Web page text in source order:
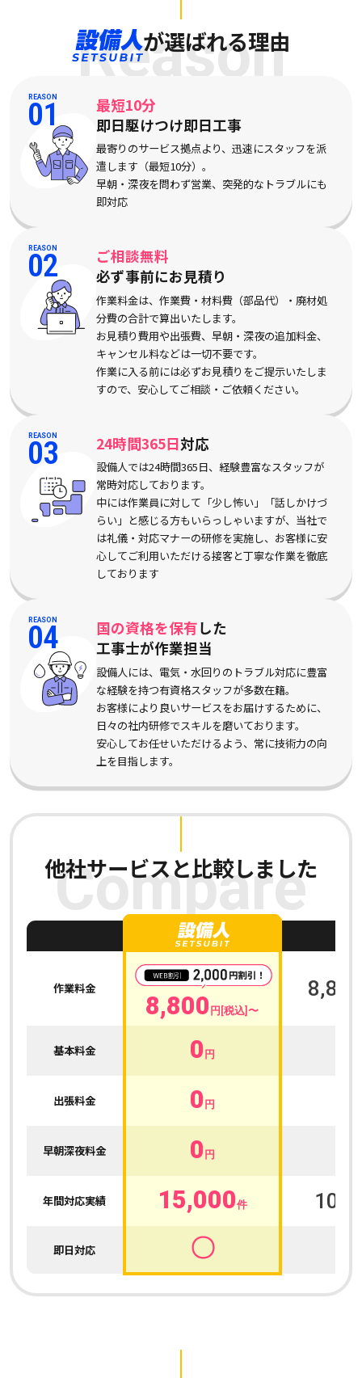
Reason
が選ばれる理由
REASON
01
最短10分
即日駆けつけ即日工事
最寄りのサービス拠点より、迅速にスタッフを派
遣します（最短10分）。
早朝・深夜を問わず営業、突発的なトラブルにも
即対応
REASON
02
ご相談無料
必ず事前にお見積り
作業料金は、作業費・材料費（部品代）・廃材処
分費の合計で算出いたします。
お見積り費用や出張費、早朝・深夜の追加料金、
キャンセル料などは一切不要です。
作業に入る前には必ずお見積りをご提示いたしま
すので、安心してご相談・ご依頼ください。
REASON
03 24時間365日対応
設備人では24時間365日、経験豊富なスタッフが
常時対応しております。
中には作業員に対して「少し怖い」「話しかけづ
らい」と感じる方もいらっしゃいますが、当社で
は礼儀・対応マナーの研修を実施し、お客様に安
心してご利用いただける接客と丁寧な作業を徹底
しております
REASON
04 国の資格を保有した
工事士が作業担当
設備人には、電気・水回りのトラブル対応に豊富
な経験を持つ有資格スタッフが多数在籍。
お客様により良いサービスをお届けするために、
日々の社内研修でスキルを磨いております。
安心してお任せいただけるよう、常に技術力の向
上を目指します。
Compare
他社サービスと比較しました
作業料金
8,800 円[税込]〜
8,800
基本料金 0 円
出張料金 0 円
早朝深夜料金 0 円
年間対応実績 15,000件
即日対応 〇